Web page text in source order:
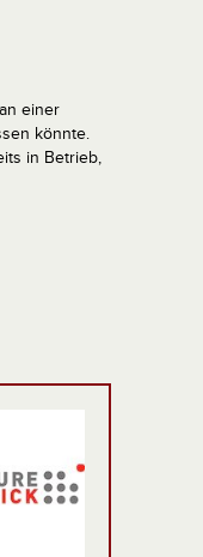
einer
könnte.
in Betrieb,